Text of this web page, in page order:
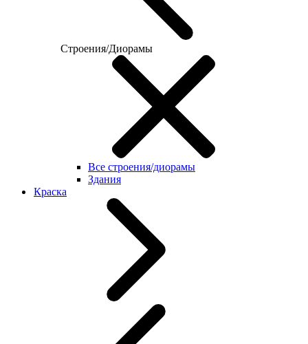
Строения/Диорамы
Все строения/диорамы
Здания
Краска